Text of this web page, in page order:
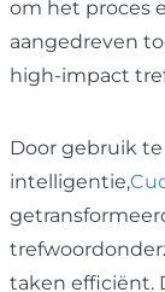
om het proces
aangedreven
high-impact
Door gebruik
intelligentie,
taken efficiënt.